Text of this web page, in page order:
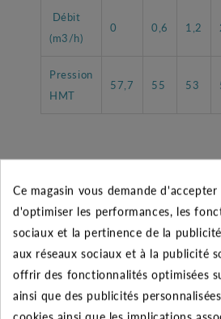
Débit
(m3/h)
0 0,6 1,2
Pression
HMT
57,7 55 53
CARACTÉRISTIQUES
Garantie 2 ans
Utilisateurs
Aspiration
Puits -
Ce magasin vous demande
d'optimiser les performances, les
sociaux et la pertinence de la
aux réseaux sociaux et à la publicité
offrir des fonctionnalités optimisées
ainsi que des publicités